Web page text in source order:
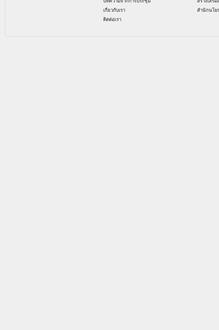
เกี่ยวกับเรา
ติดต่อเรา
สำนักนโย